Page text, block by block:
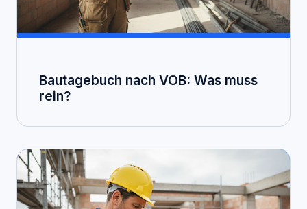
Bautagebuch nach VOB: Was muss
rein?